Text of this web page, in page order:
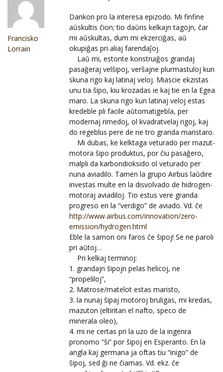
Francisko
Lorrain
Dankon pro la interesa epizodo. Mi finfine
aŭskultis ĉion; tio daŭris kelkajn tagojn, ĉar
mi aŭskultas, dum mi ekzerciĝas, aŭ
okupiĝas pri aliaj farendaĵoj.
Laŭ mi, estonte konstruiĝos grandaj
pasaĝeraj velŝipoj, verŝajne plurmastuloj kun
skuna rigo kaj latinaj veloj. Miascie ekzistas
unu tia ŝipo, kiu krozadas ie kaj tie en la Egea
maro. La skuna rigo kun latinaj veloj estas
kredeble pli facile aŭtomatigebla, per
modernaj rimedoj, ol kvadratvelaj rigoj, kaj
do regeblus pere de ne tro granda maristaro.
Mi dubas, ke kelktaga veturado per mazut-
motora ŝipo produktus, por ĉiu pasaĝero,
malpli da karbondioksido ol veturado per
nuna aviadilo. Tamen la grupo Airbus laŭdire
investas multe en la disvolvado de hidrogen-
motoraj aviadiloj. Tio estus vere granda
progreso en la “verdigo” de aviado. Vd. ĉe
http://www.airbus.com/innovation/zero-
emission/hydrogen.html
Eble la samon oni faros ĉe ŝipoj! Se ne paroli
pri aŭtoj…
Pri kelkaj terminoj:
1. grandajn ŝipojn pelas helicoj, ne
“propeliloj”,
2. Matrose/matelot estas maristo,
3. la nunaj ŝipaj motoroj bruligas, mi kredas,
mazuton (eltiritan el nafto, speco de
minerala oleo),
4. mi ne certas pri la uzo de la ingenra
pronomo “ŝi” por ŝipoj en Esperanto. En la
angla kaj germana ja oftas tiu “inigo” de
ŝipoj, sed ĝi ne ĉiamas. Vd. ekz. ĉe